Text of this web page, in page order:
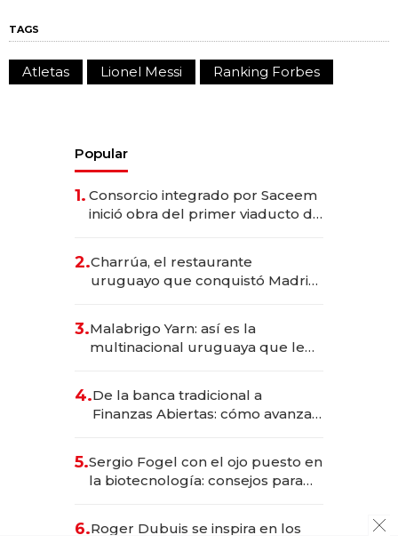
TAGS
Atletas Lionel Messi Ranking Forbes
Popular
1. Consorcio integrado por Saceem
inició obra del primer viaducto de
millones
2.Charrúa, el restaurante
uruguayo que conquistó Madrid:
anticipación y prepara apertura
3.Malabrigo Yarn: así es la
multinacional uruguaya que le
4.De la banca tradicional a
Finanzas Abiertas: cómo avanza
5.Sergio Fogel con el ojo puesto en
la biotecnología: consejos para
6.Roger Dubuis se inspira en los